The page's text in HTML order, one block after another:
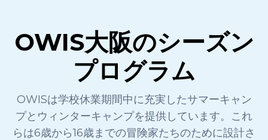
OWIS大阪のシーズン
プログラム
OWISは学校休業期間中に充実したサマーキャン
プとウィンターキャンプを提供しています。これ
らは6歳から16歳までの冒険家たちのために設計さ